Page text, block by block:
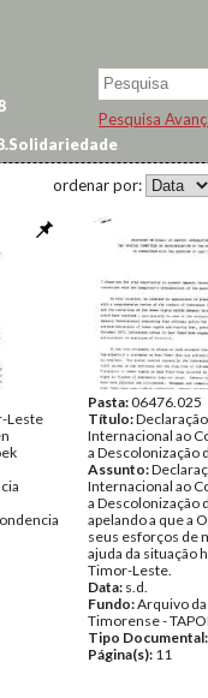
Pesquisa
ordenar por:
Leste
Pasta:06476.025
Título:
Internacional ao
a Descolonização
Assunto:
Internacional ao
a Descolonização
apelando a que a
seus esforços de
ajuda da situação
Timor-Leste.
Data: s.d.
Fundo:Arquivo
Timorense -
Tipo Documental:
Página(s): 11